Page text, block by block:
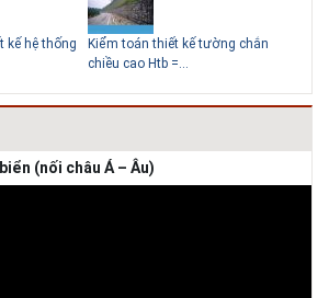
tường
kế hệ thống
Kiểm toán thiết kế tường chắn
chiều cao Htb =...
(nối châu Á – Âu)